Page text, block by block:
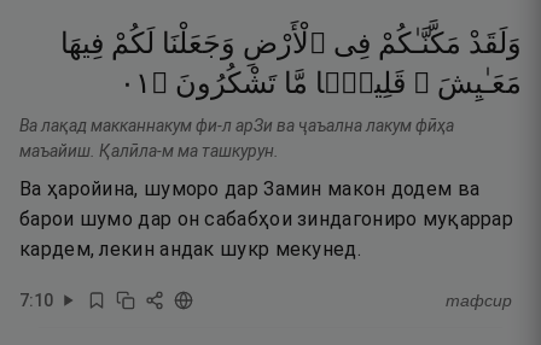
وَلَقَدْ مَكَّنَّـٰكُمْ فِى ٱلْأَرْضِ وَجَعَلْنَا لَكُمْ فِيهَا
مَعَـٰيِشَ ۗ قَلِيلًۭا مَّا تَشْكُرُونَ ۝ ١٠
Ва лақад макканнакум фи-л арЗи ва ҷаъална лакум фӣҳа
маъайиш. Қалӣла-м ма ташкурун.
Ва ҳаройина, шуморо дар Замин макон додем ва
барои шумо дар он сабабҳои зиндагониро муқаррар
кардем, лекин андак шукр мекунед.
7:10 тафсир